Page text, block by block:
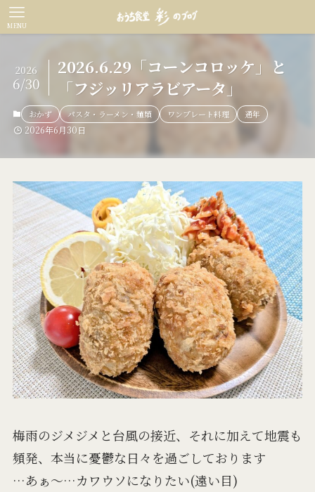
MENU
2026.6.29「コーンコロッケ」と
「フジッリアラビアータ」
2026
6/30
おかず パスタ・ラーメン・麺類 ワンプレート料理 通年
2026年6月30日
梅雨のジメジメと台風の接近、それに加えて地震も
頻発、本当に憂鬱な日々を過ごしております
…あぁ～…カワウソになりたい(遠い目)